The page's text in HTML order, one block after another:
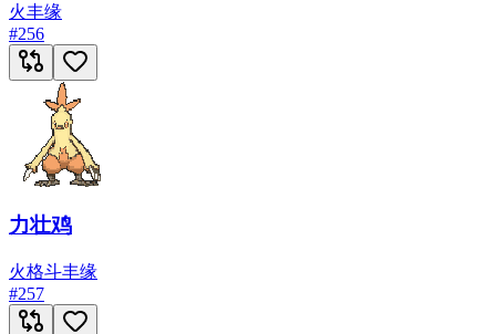
火丰缘
#256
力壮鸡
火格斗丰缘
#257